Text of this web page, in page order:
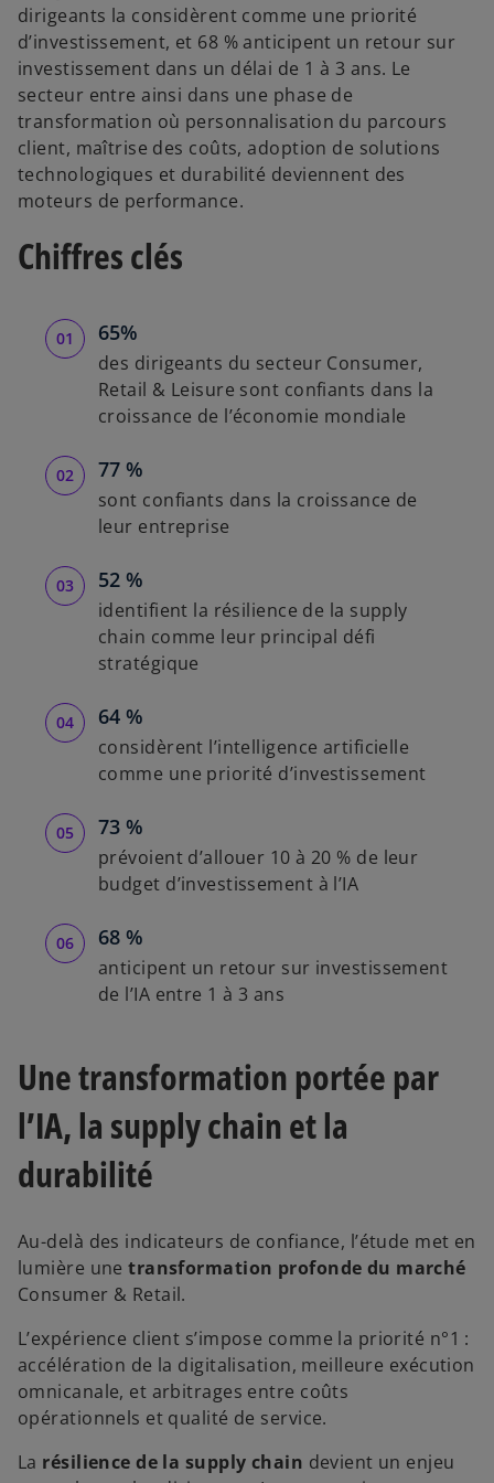
l
o
n
g
l
e
t
dirigeants la considèrent comme une priorité
d’investissement, et 68 % anticipent un retour sur
investissement dans un délai de 1 à 3 ans. Le
secteur entre ainsi dans une phase de
transformation où personnalisation du parcours
client, maîtrise des coûts, adoption de solutions
technologiques et durabilité deviennent des
moteurs de performance.
Chiffres clés
65%
des dirigeants du secteur Consumer,
Retail & Leisure sont confiants dans la
croissance de l’économie mondiale
77 %
sont confiants dans la croissance de
leur entreprise
52 %
identifient la résilience de la supply
chain comme leur principal défi
stratégique
64 %
considèrent l’intelligence artificielle
comme une priorité d’investissement
73 %
prévoient d’allouer 10 à 20 % de leur
budget d’investissement à l’IA
68 %
anticipent un retour sur investissement
de l’IA entre 1 à 3 ans
Une transformation portée par
l’IA, la supply chain et la
durabilité
Au-delà des indicateurs de confiance, l’étude met en
lumière unetransformation profonde du marché
Consumer & Retail.
L’expérience client s’impose comme la priorité n°1 :
accélération de la digitalisation, meilleure exécution
omnicanale, et arbitrages entre coûts
opérationnels et qualité de service.
La résilience de la supply chain devient un enjeu